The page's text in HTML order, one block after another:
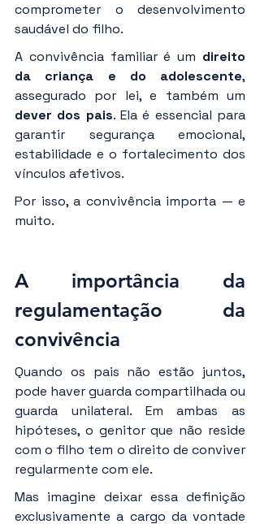
comprometer o desenvolvimento
saudável do filho.
A convivência familiar é um direito
da criança e do adolescente,
dever dos pais. Ela é essencial para
garantir segurança emocional,
estabilidade e o fortalecimento dos
vínculos afetivos.
Por isso, a convivência importa — e
muito.
A importância da
regulamentação da
convivência
Quando os pais não estão juntos,
pode haver guarda compartilhada ou
guarda unilateral. Em ambas as
hipóteses, o genitor que não reside
com o filho tem o direito de conviver
regularmente com ele.
Mas imagine deixar essa definição
exclusivamente a cargo da vontade